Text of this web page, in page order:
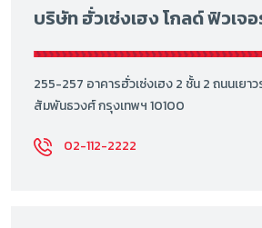
บริษัท ฮั่วเซ่งเฮง โกลด์ ฟิวเจ
255-257 อาคารฮั่วเซ่งเฮง 2 ชั้น 2 ถนนเยา
สัมพันธวงศ์ กรุงเทพฯ 10100
02-112-2222